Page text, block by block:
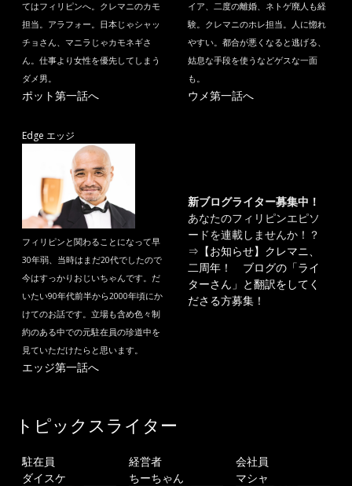
てはフィリピンへ。クレマニのカモ
担当。アラフォー。日本じゃシャッ
チョさん、マニラじゃカモネギさ
ん。仕事より女性を優先してしまう
ダメ男。
ポット第一話へ
イア、二度の離婚、ネトゲ廃人も経
験。クレマニのホレ担当。人に惚れ
やすい。都合が悪くなると逃げる、
姑息な手段を使うなどゲスな一面
も。
ウメ第一話へ
Edge エッジ
フィリピンと関わることになって早
30年弱、当時はまだ20代でしたので
今はすっかりおじいちゃんです。だ
いたい90年代前半から2000年頃にか
けてのお話です。立場も含め色々制
約のある中での元駐在員の珍道中を
見ていただけたらと思います。
エッジ第一話へ
新ブログライター募集中！
あなたのフィリピンエピソ
ードを連載しませんか！？
⇒ 【お知らせ】クレマニ、
二周年！ ブログの「ライ
ターさん」と翻訳をしてく
ださる方募集！
トピックスライター
駐在員
ダイスケ
経営者
ちーちゃん
会社員
マシャ